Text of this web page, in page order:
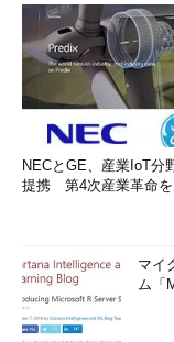
NECとGE、産業IoT分
提携 第4次産業革命を
マイ
ム「